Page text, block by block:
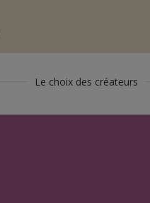
Le choix des créateurs